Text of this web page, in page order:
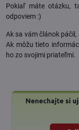
Pokiaľ máte otázku,
odpoviem :)
Ak sa vám článok
Ak môžu tieto
ho zo svojimi priateľmi.